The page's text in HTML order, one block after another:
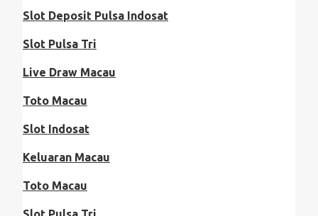
Slot Deposit Pulsa Indosat
Slot Pulsa Tri
Live Draw Macau
Toto Macau
Slot Indosat
Keluaran Macau
Toto Macau